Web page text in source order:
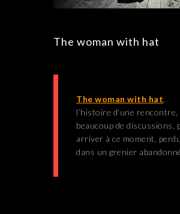
The woman with hat
The woman with hat
l’histoire d’une rencontre,
beaucoup de discussions,
arriver à ce moment, perdu
dans un grenier